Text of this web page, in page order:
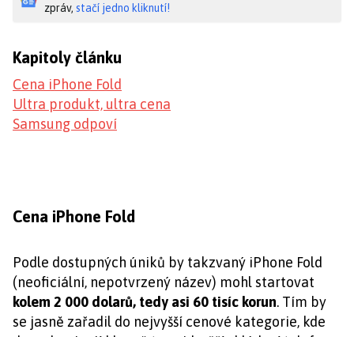
zpráv, stačí jedno kliknutí!
Kapitoly článku
Cena iPhone Fold
Ultra produkt, ultra cena
Samsung odpoví
Cena iPhone Fold
Podle dostupných úniků by takzvaný iPhone Fold
(neoficiální, nepotvrzený název) mohl startovat
kolem 2 000 dolarů, tedy asi 60 tisíc korun. Tím by
se jasně zařadil do nejvyšší cenové kategorie, kde